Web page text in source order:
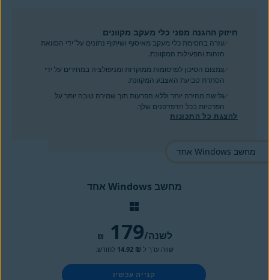
חיזוק ההגנה מפני כלי מעקב מקוונים
עזרה בחסימת כלי מעקב מאיסוף ושיתוף נתונים על־ידי הסוואת
הזהות והפעילות המקוונת.
צמצום הסיכון לפרסומות ממוקדות ומניפולציה במחירים על ידי
הסתרת טביעת האצבע המקוונת.
גלישה מהירה יותר וללא הפרעות תוך שמירה טובה יותר על
הפרטיות בכל הדפדפנים שלך.
להצגת כל התכונות
מחשב Windows אחד
₪ 179 /לשנה
שווה ערך ל ₪ 14.92 לחודש.
קנייה עכשיו